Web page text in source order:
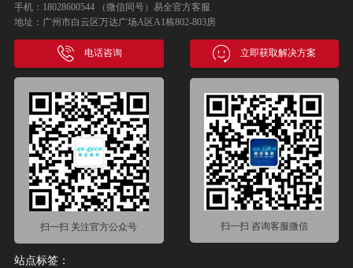
手机：18028600544 （微信同号）易全官方客服
地址：广州市白云区万达广场A区A1栋802-803房
电话咨询 立即获取解决方案
扫一扫 关注官方公众号 扫一扫 咨询客服微信
站点标签：